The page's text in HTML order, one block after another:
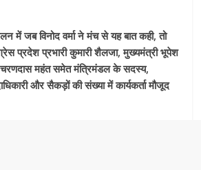
में जब विनोद वर्मा ने मंच से यह बात कही, तो
प्रदेश प्रभारी कुमारी शैलजा, मुख्यमंत्री भूपेश
चरणदास महंत समेत मंत्रिमंडल के सदस्य,
और सैकड़ों की संख्या में कार्यकर्ता मौजूद